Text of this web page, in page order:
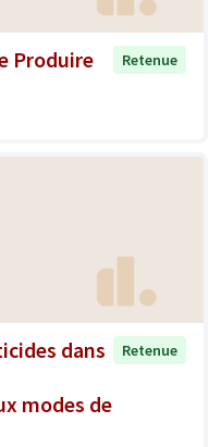
Produire
Retenue
dans
modes de
Retenue